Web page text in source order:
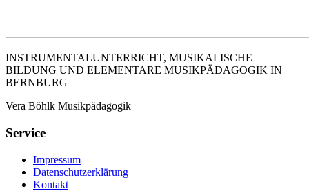
INSTRUMENTALUNTERRICHT, MUSIKALISCHE
BILDUNG UND ELEMENTARE MUSIKPÄDAGOGIK IN
BERNBURG
Vera Böhlk Musikpädagogik
Service
Impressum
Datenschutzerklärung
Kontakt